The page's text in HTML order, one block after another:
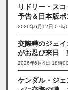
リドリー・ス
予告＆日本版
2026年6月12日 07時
交際噂のジェ
がお忍び来日
2026年6月4日 18時
ケンダル・ジ